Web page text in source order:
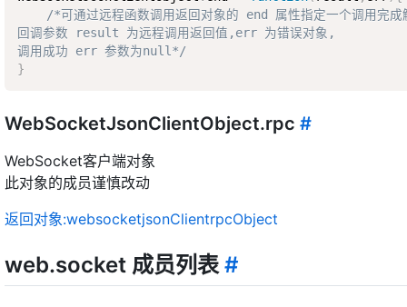
/*可通过远程函数调用返回对象的 end 属性指定一个调用完
回调参数 result 为远程调用返回值,err 为错误对象,
调用成功 err 参数为null*/
}
WebSocketJsonClientObject.rpc #
WebSocket客户端对象
此对象的成员谨慎改动
返回对象:websocketjsonClientrpcObject
web.socket 成员列表#